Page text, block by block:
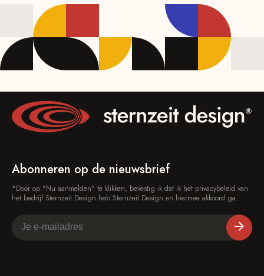
Abonneren op de nieuwsbrief
*Door op "Nu aanmelden" te klikken, bevestig ik dat ik het privacybeleid van
het bedrijf Sternzeit Design heb Sternzeit Design en hiermee akkoord ga.